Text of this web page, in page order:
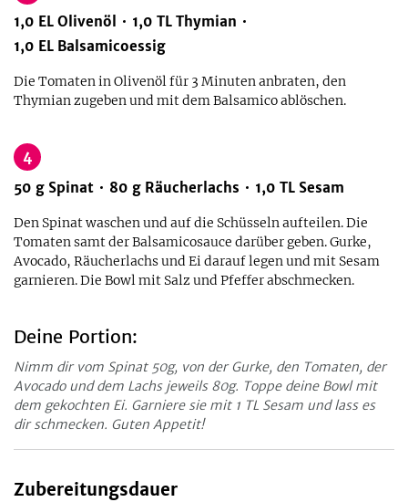
1,0 EL Olivenöl 1,0 TL Thymian
1,0 EL Balsamicoessig
Die Tomaten in Olivenöl für 3 Minuten anbraten, den
Thymian zugeben und mit dem Balsamico ablöschen.
4
50 g Spinat 80 g Räucherlachs 1,0 TL Sesam
Den Spinat waschen und auf die Schüsseln aufteilen. Die
Tomaten samt der Balsamicosauce darüber geben. Gurke,
Avocado, Räucherlachs und Ei darauf legen und mit Sesam
garnieren. Die Bowl mit Salz und Pfeffer abschmecken.
Deine Portion:
Nimm dir vom Spinat 50g, von der Gurke, den Tomaten, der
Avocado und dem Lachs jeweils 80g. Toppe deine Bowl mit
dem gekochten Ei. Garniere sie mit 1 TL Sesam und lass es
dir schmecken. Guten Appetit!
Zubereitungsdauer